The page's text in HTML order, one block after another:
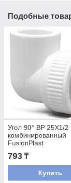
Подобные
Угол 90° ВР 25Х1/2
комбинированный
FusionPlast
793 ₸
Купить